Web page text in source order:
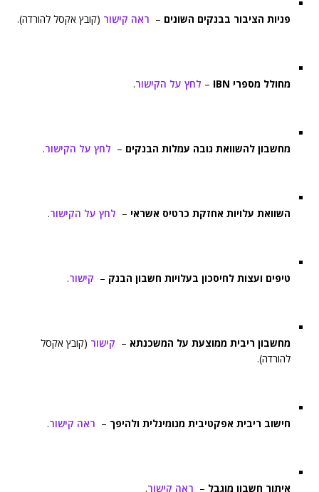
פניות הציבור בבנקים השונים – ראה קישור (קובץ אקסל להורדה).
מחולל מספרי IBN – לחץ על הקישור.
מחשבון להשוואת גובה עמלות הבנקים – לחץ על הקישור.
השוואת עלויות אחזקת כרטיס אשראי – לחץ על הקישור.
טיפים ועצות לחיסכון בעלויות חשבון הבנק – קישור.
מחשבון ריבית ממוצעת על המשכנתא – קישור (קובץ אקסל
להורדה).
חישוב ריבית אפקטיבית מנומינלית ולהיפך – ראה קישור.
איתור חשבון מוגבל – ראה קישור.